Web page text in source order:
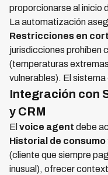
proporcionarse al inicio
La automatización
Restricciones en
jurisdicciones prohíben
(temperaturas
vulnerables). El
Integración con
y CRM
El voice agent debe
Historial de consumo
(cliente que siempre
inusual), ofrecer